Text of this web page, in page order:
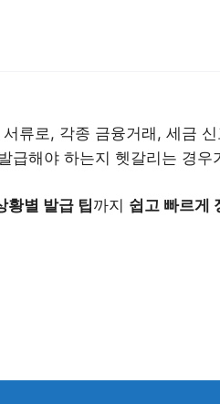
류로, 각종 금융거래, 세금
급해야 하는지 헷갈리는 경우
황별 발급 팁까지 쉽고 빠르게